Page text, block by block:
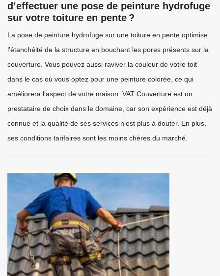
d’effectuer une pose de peinture hydrofuge
sur votre toiture en pente ?
La pose de peinture hydrofuge sur une toiture en pente optimise
l’étanchéité de la structure en bouchant les pores présents sur la
couverture. Vous pouvez aussi raviver la couleur de votre toit
dans le cas où vous optez pour une peinture colorée, ce qui
améliorera l’aspect de votre maison. VAT Couverture est un
prestataire de choix dans le domaine, car son expérience est déjà
connue et la qualité de ses services n’est plus à douter. En plus,
ses conditions tarifaires sont les moins chères du marché.